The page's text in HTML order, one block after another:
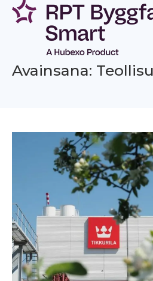
Siirry
sisältöön
Avainsana: